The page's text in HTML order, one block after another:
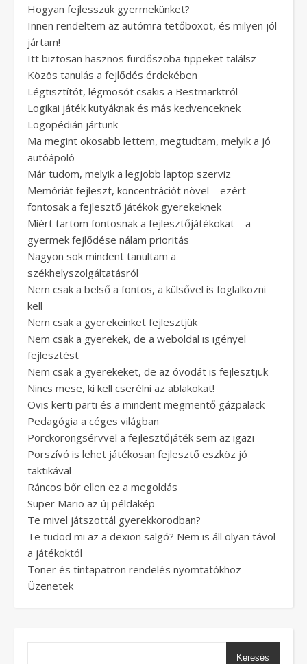
Hogyan fejlesszük gyermekünket?
Innen rendeltem az autómra tetőboxot, és milyen jól
jártam!
Itt biztosan hasznos fürdőszoba tippeket találsz
Közös tanulás a fejlődés érdekében
Légtisztítót, légmosót csakis a Bestmarktról
Logikai játék kutyáknak és más kedvenceknek
Logopédián jártunk
Ma megint okosabb lettem, megtudtam, melyik a jó
autóápoló
Már tudom, melyik a legjobb laptop szerviz
Memóriát fejleszt, koncentrációt növel – ezért
fontosak a fejlesztő játékok gyerekeknek
Miért tartom fontosnak a fejlesztőjátékokat – a
gyermek fejlődése nálam prioritás
Nagyon sok mindent tanultam a
székhelyszolgáltatásról
Nem csak a belső a fontos, a külsővel is foglalkozni
kell
Nem csak a gyerekeinket fejlesztjük
Nem csak a gyerekek, de a weboldal is igényel
fejlesztést
Nem csak a gyerekeket, de az óvodát is fejlesztjük
Nincs mese, ki kell cserélni az ablakokat!
Ovis kerti parti és a mindent megmentő gázpalack
Pedagógia a céges világban
Porckorongsérvvel a fejlesztőjáték sem az igazi
Porszívó is lehet játékosan fejlesztő eszköz jó
taktikával
Ráncos bőr ellen ez a megoldás
Super Mario az új példakép
Te mivel játszottál gyerekkorodban?
Te tudod mi az a dexion salgó? Nem is áll olyan távol
a játékoktól
Toner és tintapatron rendelés nyomtatókhoz
Üzenetek
Keresés